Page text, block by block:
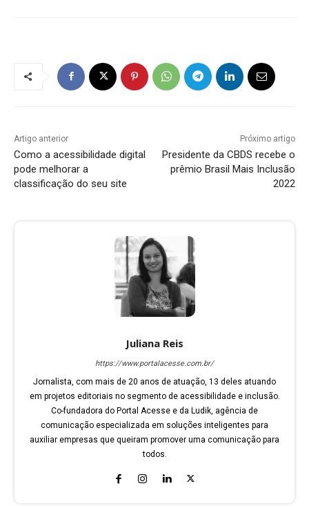
Artigo anterior
Como a acessibilidade digital
pode melhorar a
classificação do seu site
Próximo artigo
Presidente da CBDS recebe o
prêmio Brasil Mais Inclusão
2022
Juliana Reis
https://www.portalacesse.com.br/
Jornalista, com mais de 20 anos de atuação, 13 deles atuando
em projetos editoriais no segmento de acessibilidade e inclusão.
Co-fundadora do Portal Acesse e da Ludik, agência de
comunicação especializada em soluções inteligentes para
auxiliar empresas que queiram promover uma comunicação para
todos.